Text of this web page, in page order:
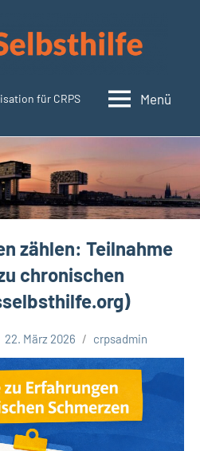
für CRPS Menü
zählen: Teilnahme
chronischen
22. März 2026 crpsadmin